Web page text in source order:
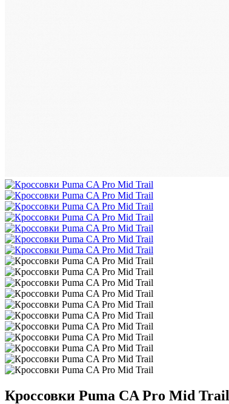
Кроссовки Puma CA Pro Mid Trail